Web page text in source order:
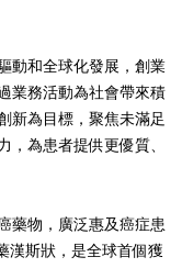
動和全球化發展，創業
業務活動為社會帶來積
新為目標，聚焦未滿足
，為患者提供更優質、
藥物，廣泛惠及癌症患
漢斯狀，是全球首個獲